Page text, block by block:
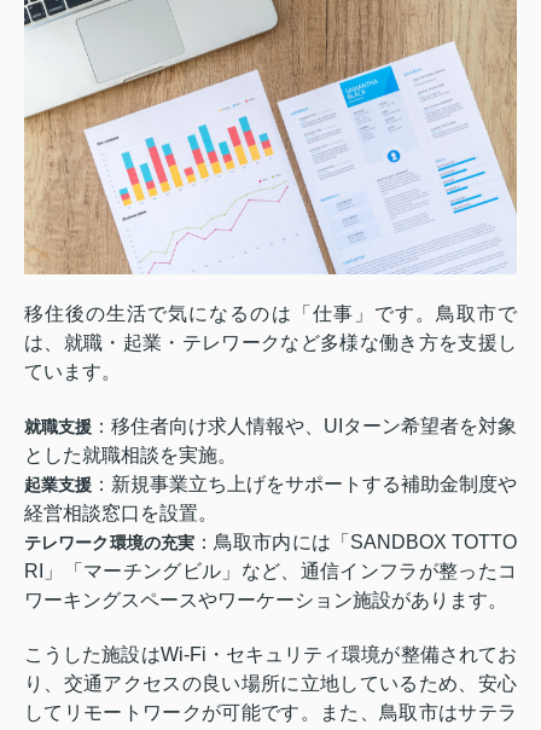
移住後の生活で気になるのは「仕事」です。鳥取市で
は、就職・起業・テレワークなど多様な働き方を支援し
ています。
就職支援 ：移住者向け求人情報や、UIターン希望者を対象
とした就職相談を実施。
起業支援 ：新規事業立ち上げをサポートする補助金制度や
経営相談窓口を設置。
テレワーク環境の充実 ：鳥取市内には「SANDBOX TOTTO
RI」「マーチングビル」など、通信インフラが整ったコ
ワーキングスペースやワーケーション施設があります。
こうした施設はWi-Fi・セキュリティ環境が整備されてお
り、交通アクセスの良い場所に立地しているため、安心
してリモートワークが可能です。また、鳥取市はサテラ